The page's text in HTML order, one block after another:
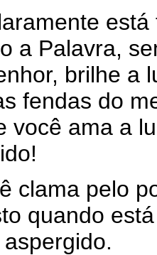
a Palavra,
brilhe a
fendas do
você ama a
clama pelo
quando